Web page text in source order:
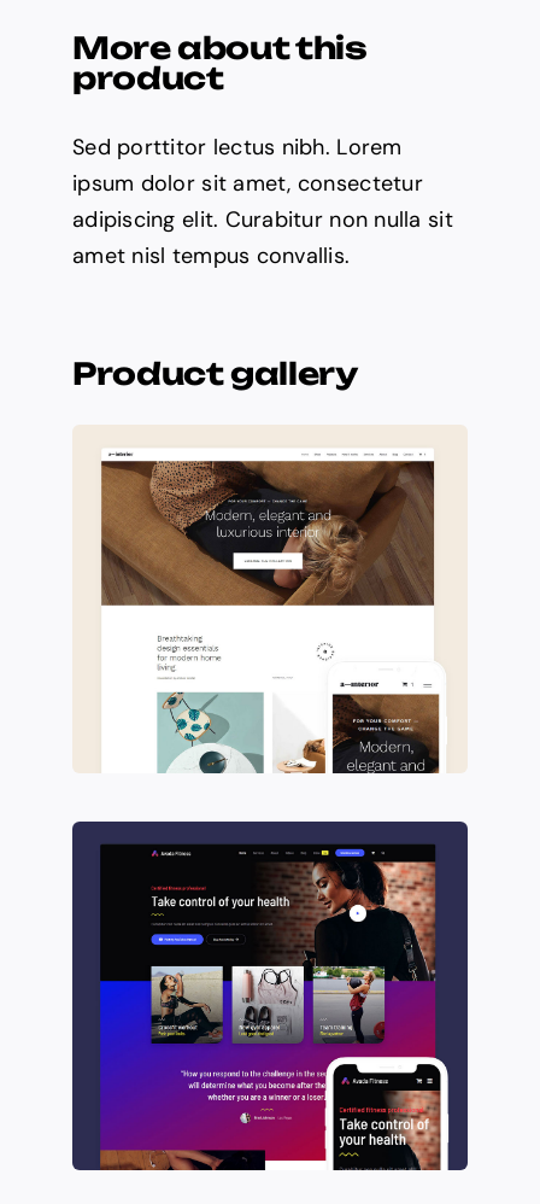
More about this
product
Sed porttitor lectus nibh. Lorem
ipsum dolor sit amet, consectetur
adipiscing elit. Curabitur non nulla sit
amet nisl tempus convallis.
Product gallery